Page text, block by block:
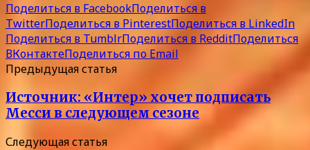
Поделиться в FacebookПоделиться в
TwitterПоделиться в PinterestПоделиться в LinkedIn
Поделиться в TumblrПоделиться в RedditПоделиться
ВКонтактеПоделиться по Email
Предыдущая статья
Источник: «Интер» хочет подписать
Месси в следующем сезоне
Следующая статья